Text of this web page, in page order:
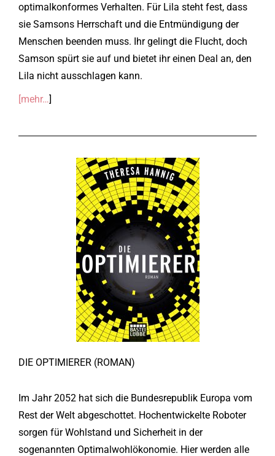
optimalkonformes Verhalten. Für Lila steht fest, dass
sie Samsons Herrschaft und die Entmündigung der
Menschen beenden muss. Ihr gelingt die Flucht, doch
Samson spürt sie auf und bietet ihr einen Deal an, den
Lila nicht ausschlagen kann.
[mehr…]
DIE OPTIMIERER (ROMAN)
Im Jahr 2052 hat sich die Bundesrepublik Europa vom
Rest der Welt abgeschottet. Hochentwickelte Roboter
sorgen für Wohlstand und Sicherheit in der
sogenannten Optimalwohlökonomie. Hier werden alle